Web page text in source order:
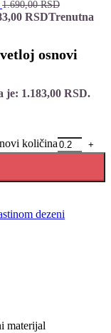
1.690,00RSD
RSDTrenutna
osnovi
je: 1.183,00 RSD.
količina
dezeni
materijal